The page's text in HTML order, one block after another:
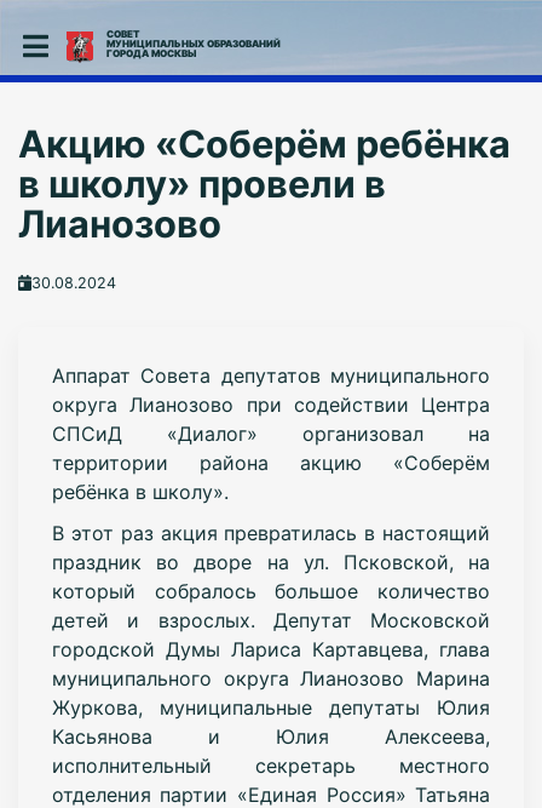
СОВЕТ
МУНИЦИПАЛЬНЫХ ОБРАЗОВАНИЙ
ГОРОДА МОСКВЫ
Акцию «Соберём ребёнка
в школу» провели в
Лианозово
30.08.2024
Аппарат Совета депутатов муниципального
округа Лианозово при содействии Центра
СПСиД «Диалог» организовал на
территории района акцию «Соберём
ребёнка в школу».
В этот раз акция превратилась в настоящий
праздник во дворе на ул. Псковской, на
который собралось большое количество
детей и взрослых. Депутат Московской
городской Думы Лариса Картавцева, глава
муниципального округа Лианозово Марина
Журкова, муниципальные депутаты Юлия
Касьянова и Юлия Алексеева,
исполнительный секретарь местного
отделения партии «Единая Россия» Татьяна